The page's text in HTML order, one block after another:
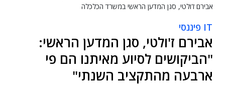
אבירם ז'ולטי, סגן המדען הראשי במשרד הכלכלה
IT פיננסי
אבירם ז'ולטי, סגן המדען הראשי:
"הביקושים לסיוע מאיתנו הם פי
ארבעה מהתקציב השנתי"